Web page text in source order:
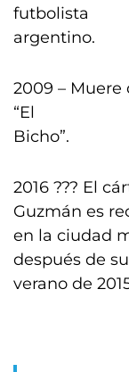
futbolista
argentino.
2009 –
“El
Bicho”.
2016 ??? El
Guzmán es
en la ciudad
después de
verano de